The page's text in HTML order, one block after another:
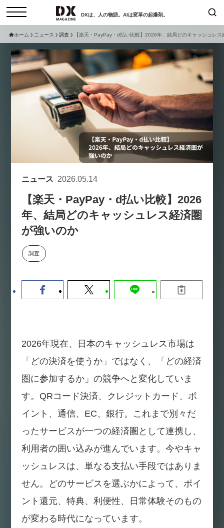
DXは、人の物語。AIは変革の起爆剤。
コラム インタビュー
セミナー ニュース
サービスメニュー 日本オムニチャネル協会
トップページ
特集
動画
サイトマップ
お問い合わせ
個人情報保護法について
採用情報
検索
現在開催予定のセミナー
非公開: 【8/6開催】AIエージェン
ト時代、日本企業は何から始める
新潮流から学ぶ〜
セミナー
【8/12開催】「イノベーションを
ホーム ニュース 調査 【楽天・PayPay・d払い比較】2026年、結局どのキャッシュレス
ニュース 2026.05.14
【楽天・PayPay・d払い比較】2026
年、結局どのキャッシュレス経済圏
が強いのか
調査
2026年現在、日本のキャッシュレス市場は
「どの決済を使うか」ではなく、「どの経済
圏に参加するか」の競争へと変化していま
す。QRコード決済、クレジットカード、ポ
イント、通信、EC、銀行。これまで別々だ
ったサービスが一つの経済圏として連携し、
利用者の囲い込みが進んでいます。今やキャ
ッシュレスは、単なる支払い手段ではありま
せん。どのサービスを選ぶかによって、ポイ
ント還元、特典、利便性、日常体験そのもの
が変わる時代になっています。